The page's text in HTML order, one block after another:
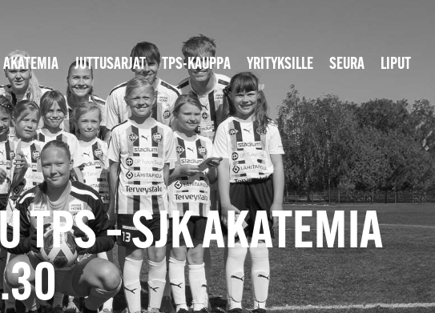
AKATEMIA JUTTUSARJAT TPS-KAUPPA YRITYKSILLE SEURA LIPUT
TPS – SJK AKATEMIA